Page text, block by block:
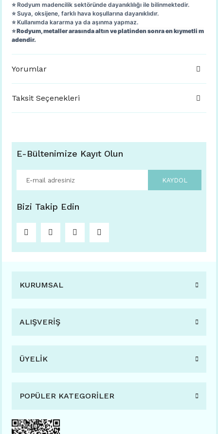
⭐️ Rodyum madencilik sektöründe dayanıklılığı ile bilinmektedir.
⭐️ Suya, oksijene, farklı hava koşullarına dayanıklıdır.
⭐️ Kullanımda kararma ya da aşınma yapmaz.
⭐️ Rodyum, metaller arasında altın ve platinden sonra en kıymetli m
adendir.
Yorumlar
Taksit Seçenekleri
E-Bültenimize Kayıt Olun
KAYDOL
Bizi Takip Edin
KURUMSAL
ALIŞVERİŞ
ÜYELİK
POPÜLER KATEGORİLER